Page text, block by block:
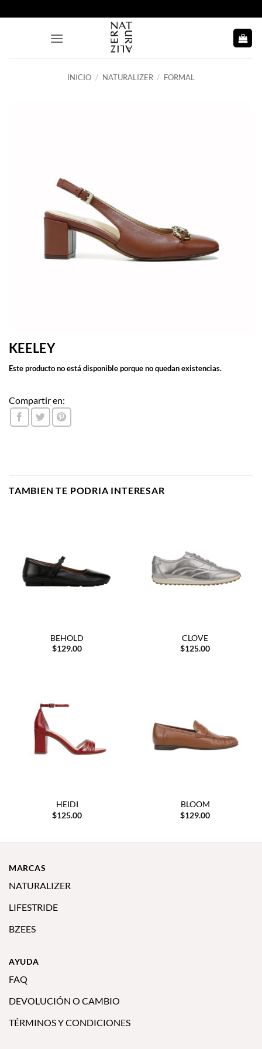
al
INICIO / NATURALIZER / FORMAL
KEELEY
Este producto no está disponible porque no quedan existencias.
Compartir en:
TAMBIEN TE PODRIA INTERESAR
BEHOLD
$129.00
CLOVE
$125.00
HEIDI
$125.00
BLOOM
$129.00
MARCAS
NATURALIZER
LIFESTRIDE
BZEES
AYUDA
FAQ
DEVOLUCIÓN O CAMBIO
TÉRMINOS Y CONDICIONES